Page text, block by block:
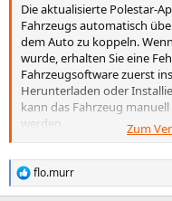
Die aktualisierte Polestar-
Fahrzeugs automatisch
dem Auto zu koppeln.
wurde, erhalten Sie eine
Fahrzeugsoftware zuerst
Herunterladen oder
kann das Fahrzeug
werden.
Bitte wenden Sie sich an
bei der Buchung eines
Zum
R
e
flo.murr